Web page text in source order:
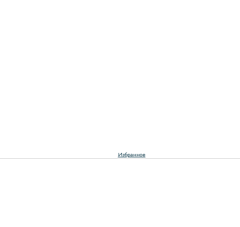
Избранное